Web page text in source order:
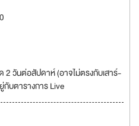
2 วันต่อสัปดาห์ (อาจไม่ตรงกับเสาร์-
กับตารางการ Live